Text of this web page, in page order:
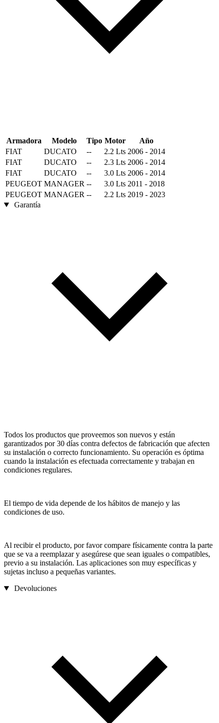
Armadora Modelo Tipo Motor
Año
FIAT
DUCATO -- 2.2 Lts 2006 - 2014
FIAT
DUCATO -- 2.3 Lts 2006 - 2014
FIAT
DUCATO -- 3.0 Lts 2006 - 2014
PEUGEOT MANAGER -- 3.0 Lts 2011 - 2018
PEUGEOT MANAGER -- 2.2 Lts 2019 - 2023
Garantía
Todos los productos que proveemos son nuevos y están
garantizados por 30 días contra defectos de fabricación que afecten
su instalación o correcto funcionamiento. Su operación es óptima
cuando la instalación es efectuada correctamente y trabajan en
condiciones regulares.
El tiempo de vida depende de los hábitos de manejo y las
condiciones de uso.
Al recibir el producto, por favor compare físicamente contra la parte
que se va a reemplazar y asegúrese que sean iguales o compatibles,
previo a su instalación. Las aplicaciones son muy específicas y
sujetas incluso a pequeñas variantes.
Devoluciones